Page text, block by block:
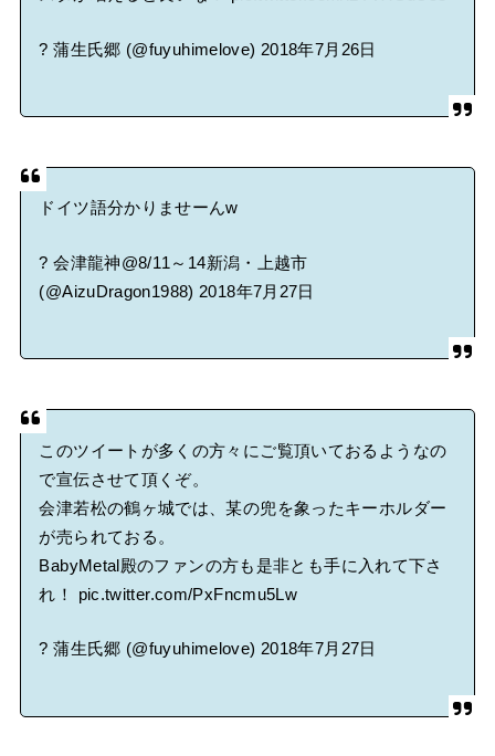
? 蒲生氏郷 (@fuyuhimelove) 2018年7月26日
ドイツ語分かりませーんw
? 会津龍神@8/11～14新潟・上越市
(@AizuDragon1988) 2018年7月27日
このツイートが多くの方々にご覧頂いておるようなの
で宣伝させて頂くぞ。
会津若松の鶴ヶ城では、某の兜を象ったキーホルダー
が売られておる。
BabyMetal殿のファンの方も是非とも手に入れて下さ
れ！ pic.twitter.com/PxFncmu5Lw
? 蒲生氏郷 (@fuyuhimelove) 2018年7月27日